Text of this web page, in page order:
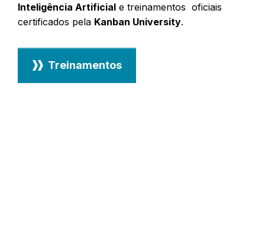
Inteligência Artificial e treinamentos oficiais
certificados pela Kanban University.
Treinamentos